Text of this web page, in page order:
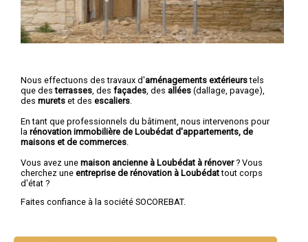
Nous effectuons des travaux d'aménagements extérieurstels
que desterrasses , des façades , des allées (dallage, pavage),
des murets et des escaliers
En tant que professionnels du bâtiment, nous intervenons pour
la rénovation immobilière de Loubédat d'appartements, de
maisons et de commerces
Vous avez une maison ancienne à Loubédat à rénover? Vous
cherchez une entreprise de rénovation à Loubédattout corps
d'état ?
Faites confiance à la société SOCOREBAT.